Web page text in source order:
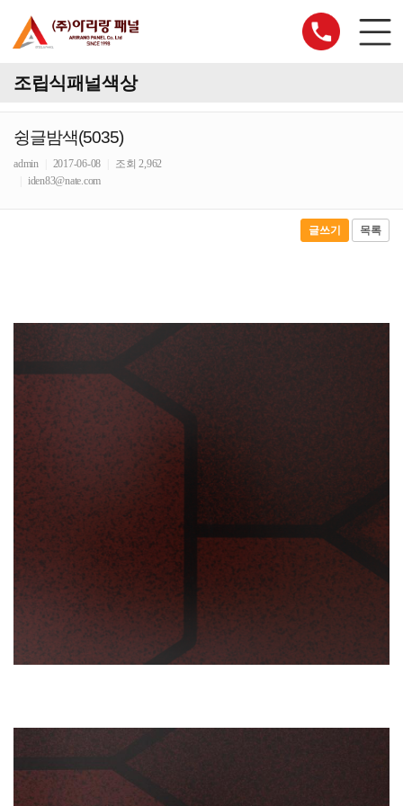
조립식패널색상
슁글밤색(5035)
admin 2017-06-08
조회 2,962
iden83@nate.com
글쓰기 목록